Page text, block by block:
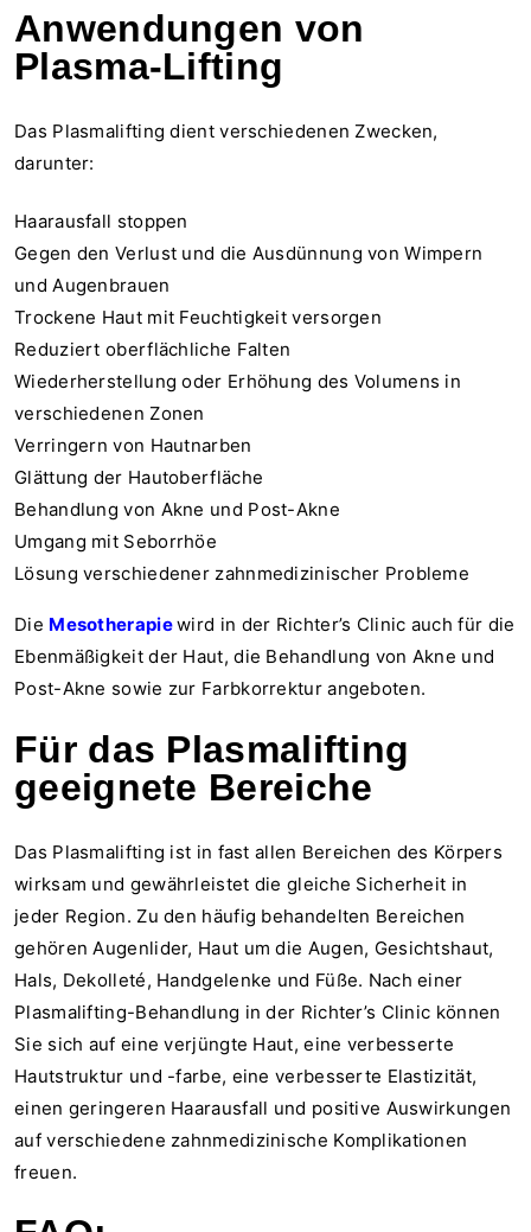
Anwendungen von
Plasma-Lifting
Das Plasmalifting dient verschiedenen Zwecken,
darunter:
Haarausfall stoppen
Gegen den Verlust und die Ausdünnung von Wimpern
und Augenbrauen
Trockene Haut mit Feuchtigkeit versorgen
Reduziert oberflächliche Falten
Wiederherstellung oder Erhöhung des Volumens in
verschiedenen Zonen
Verringern von Hautnarben
Glättung der Hautoberfläche
Behandlung von Akne und Post-Akne
Umgang mit Seborrhöe
Lösung verschiedener zahnmedizinischer Probleme
Die Mesotherapiewird in der Richter’s Clinic auch für die
Ebenmäßigkeit der Haut, die Behandlung von Akne und
Post-Akne sowie zur Farbkorrektur angeboten.
Für das Plasmalifting
geeignete Bereiche
Das Plasmalifting ist in fast allen Bereichen des Körpers
wirksam und gewährleistet die gleiche Sicherheit in
jeder Region. Zu den häufig behandelten Bereichen
gehören Augenlider, Haut um die Augen, Gesichtshaut,
Hals, Dekolleté, Handgelenke und Füße. Nach einer
Plasmalifting-Behandlung in der Richter’s Clinic können
Sie sich auf eine verjüngte Haut, eine verbesserte
Hautstruktur und -farbe, eine verbesserte Elastizität,
einen geringeren Haarausfall und positive Auswirkungen
auf verschiedene zahnmedizinische Komplikationen
freuen.